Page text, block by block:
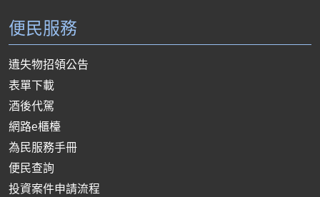
便民服務
遺失物招領公告
表單下載
酒後代駕
網路e櫃檯
為民服務手冊
便民查詢
投資案件申請流程